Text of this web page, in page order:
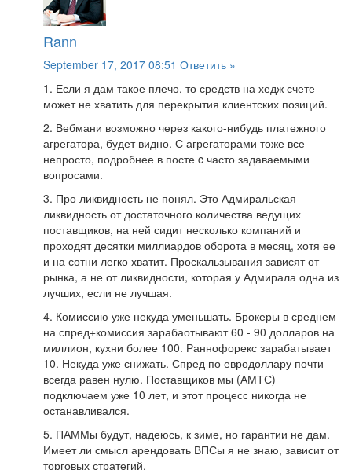
Rann
September 17, 2017 08:51 Ответить »
1. Если я дам такое плечо, то средств на хедж счете
может не хватить для перекрытия клиентских позиций.
2. Вебмани возможно через какого-нибудь платежного
агрегатора, будет видно. С агрегаторами тоже все
непросто, подробнее в посте c часто задаваемыми
вопросами.
3. Про ликвидность не понял. Это Адмиральская
ликвидность от достаточного количества ведущих
поставщиков, на ней сидит несколько компаний и
проходят десятки миллиардов оборота в месяц, хотя ее
и на сотни легко хватит. Проскальзывания зависят от
рынка, а не от ликвидности, которая у Адмирала одна из
лучших, если не лучшая.
4. Комиссию уже некуда уменьшать. Брокеры в среднем
на спред+комиссия зарабаотывают 60 - 90 долларов на
миллион, кухни более 100. Раннофорекс зарабатывает
10. Некуда уже снижать. Спред по евродоллару почти
всегда равен нулю. Поставщиков мы (АМТС)
подключаем уже 10 лет, и этот процесс никогда не
останавливался.
5. ПАММы будут, надеюсь, к зиме, но гарантии не дам.
Имеет ли смысл арендовать ВПСы я не знаю, зависит от
торговых стратегий.